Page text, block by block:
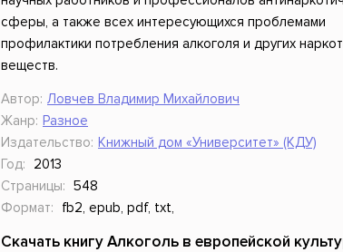
сферы, а также всех интересующихся проблемами
профилактики потребления алкоголя и других
веществ.
Автор: Ловчев Владимир Михайлович
Жанр: Разное
Издательство: Книжный дом «Университет» (КДУ)
Год:
2013
Страницы: 548
Формат:
fb2, epub, pdf, txt,
Скачать книгу Алкоголь в европейской